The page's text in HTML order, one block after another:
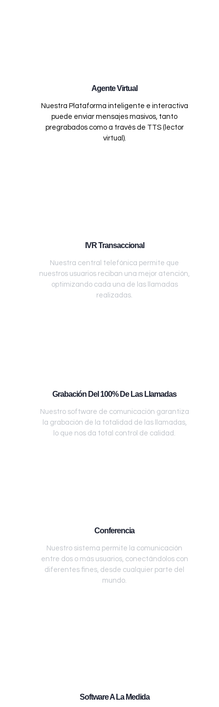
Agente Virtual
Nuestra Plataforma inteligente e interactiva
puede enviar mensajes masivos, tanto
pregrabados como a través de TTS (lector
virtual).
IVR Transaccional
Nuestra central telefónica permite que
nuestros usuarios reciban una mejor atención,
optimizando cada una de las llamadas
realizadas.
Grabación Del 100% De Las Llamadas
Nuestro software de comunicación garantiza
la grabación de la totalidad de las llamadas,
lo que nos da total control de calidad.
Conferencia
Nuestro sistema permite la comunicación
entre dos o más usuarios, conectándolos con
diferentes fines, desde cualquier parte del
mundo.
Software A La Medida